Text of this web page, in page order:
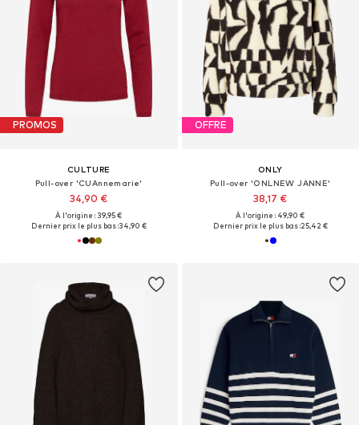
PROMOS
CULTURE
Pull-over 'CUAnnemarie'
34,90 €
À l'origine : 39,95 €
Dernier prix le plus bas :34,90 €
OFFRE
ONLY
Pull-over 'ONLNEW JANNE'
38,17 €
À l'origine : 49,90 €
Dernier prix le plus bas :25,42 €